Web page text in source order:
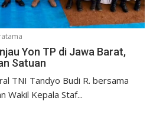
Yon TP di Jawa Barat,
Satuan
TNI Tandyo Budi R. bersama
Wakil Kepala Staf...